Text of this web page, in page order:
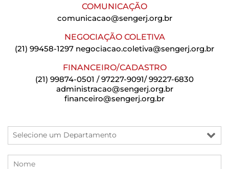
COMUNICAÇÃO
comunicacao@sengerj.org.br
NEGOCIAÇÃO COLETIVA
(21) 99458-1297 negociacao.coletiva@sengerj.org.br
FINANCEIRO/CADASTRO
(21) 99874-0501 / 97227-9091/ 99227-6830
administracao@sengerj.org.br
financeiro@sengerj.org.br